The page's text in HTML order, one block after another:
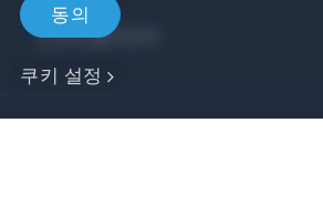
동의
쿠키 설정
Location